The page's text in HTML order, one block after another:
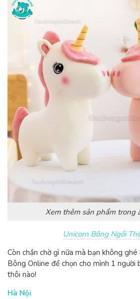
Xem thêm sản phẩm trong
Unicorn Bông Ngồi
Còn chần chờ gì nữa mà bạn không ghé
Bông Online để chọn cho mình 1 người
thôi nào!
Hà Nội